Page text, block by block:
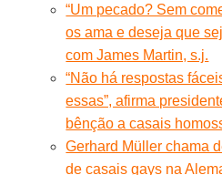
“Um pecado? Sem
os ama e deseja que
com James Martin, s.j.
“Não há respostas
essas”, afirma
bênção a casais
Gerhard Müller chama
de casais gays na